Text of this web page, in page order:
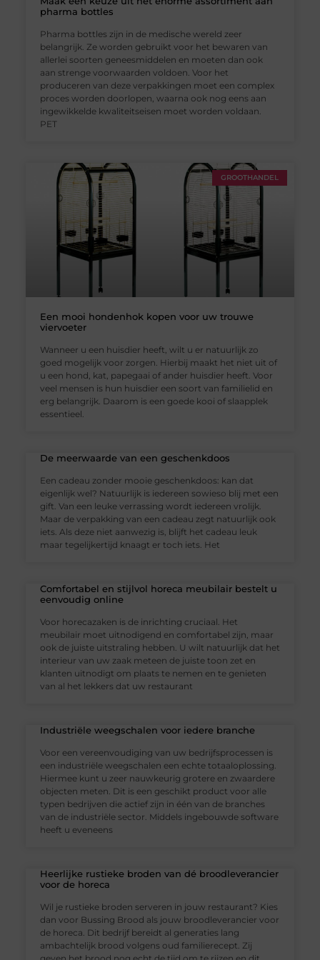
pharma bottles
Pharma bottles zijn in de medische wereld zeer
belangrijk. Ze worden gebruikt voor het bewaren van
allerlei soorten geneesmiddelen en moeten dan ook
aan strenge voorwaarden voldoen. Voor het
produceren van deze verpakkingen moet een complex
proces worden doorlopen, waarna ook nog eens aan
ingewikkelde kwaliteitseisen moet worden voldaan.
PET
GROOTHANDEL
Een mooi hondenhok kopen voor uw trouwe
viervoeter
Wanneer u een huisdier heeft, wilt u er natuurlijk zo
goed mogelijk voor zorgen. Hierbij maakt het niet uit of
u een hond, kat, papegaai of ander huisdier heeft. Voor
veel mensen is hun huisdier een soort van familielid en
erg belangrijk. Daarom is een goede kooi of slaapplek
essentieel.
De meerwaarde van een geschenkdoos
Een cadeau zonder mooie geschenkdoos: kan dat
eigenlijk wel? Natuurlijk is iedereen sowieso blij met een
gift. Van een leuke verrassing wordt iedereen vrolijk.
Maar de verpakking van een cadeau zegt natuurlijk ook
iets. Als deze niet aanwezig is, blijft het cadeau leuk
maar tegelijkertijd knaagt er toch iets. Het
Comfortabel en stijlvol horeca meubilair bestelt u
eenvoudig online
Voor horecazaken is de inrichting cruciaal. Het
meubilair moet uitnodigend en comfortabel zijn, maar
ook de juiste uitstraling hebben. U wilt natuurlijk dat het
interieur van uw zaak meteen de juiste toon zet en
klanten uitnodigt om plaats te nemen en te genieten
van al het lekkers dat uw restaurant
Industriële weegschalen voor iedere branche
Voor een vereenvoudiging van uw bedrijfsprocessen is
een industriële weegschalen een echte totaaloplossing.
Hiermee kunt u zeer nauwkeurig grotere en zwaardere
objecten meten. Dit is een geschikt product voor alle
typen bedrijven die actief zijn in één van de branches
van de industriële sector. Middels ingebouwde software
heeft u eveneens
Heerlijke rustieke broden van dé broodleverancier
voor de horeca
Wil je rustieke broden serveren in jouw restaurant? Kies
dan voor Bussing Brood als jouw broodleverancier voor
de horeca. Dit bedrijf bereidt al generaties lang
ambachtelijk brood volgens oud familierecept. Zij